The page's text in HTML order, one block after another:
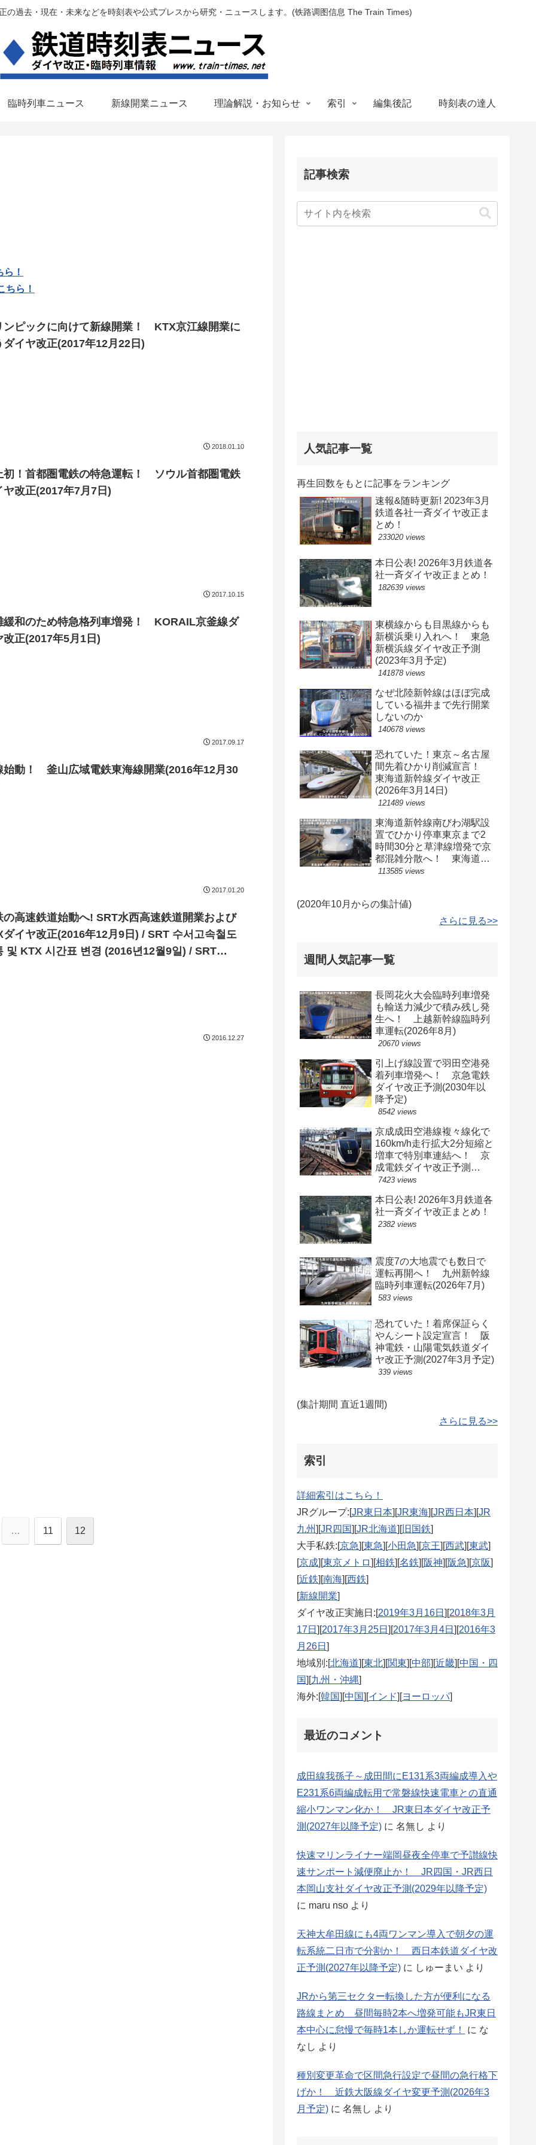
の過去・現在・未来などを時刻表や公式プレスから研究・ニュースします。(铁路调图信息 The Train Times)
臨時列車ニュース 新線開業ニュース 理論解説・お知らせ 索引 編集後記 時刻表の達人
！
ちら！
ンピックに向けて新線開業！ KTX京江線開業に
ダイヤ改正(2017年12月22日)
2018.01.10
初！首都圏電鉄の特急運転！ ソウル首都圏電鉄
ヤ改正(2017年7月7日)
2017.10.15
緩和のため特急格列車増発！ KORAIL京釜線ダ
改正(2017年5月1日)
2017.09.17
始動！ 釜山広域電鉄東海線開業(2016年12月30
2017.01.20
の高速鉄道始動へ! SRT水西高速鉄道開業および
ダイヤ改正(2016年12月9日) / SRT 수서고속철도
및 KTX 시간표 변경 (2016년12월9일) / SRT
2016.12.27
… 11 12
記事検索
人気記事一覧
再生回数をもとに記事をランキング
速報&随時更新! 2023年3月
鉄道各社一斉ダイヤ改正ま
とめ！
233020 views
本日公表! 2026年3月鉄道各
社一斉ダイヤ改正まとめ！
182639 views
東横線からも目黒線からも
新横浜乗り入れへ！ 東急
新横浜線ダイヤ改正予測
(2023年3月予定)
141878 views
なぜ北陸新幹線はほぼ完成
している福井まで先行開業
しないのか
140678 views
恐れていた！東京～名古屋
間先着ひかり削減宣言！
東海道新幹線ダイヤ改正
(2026年3月14日)
121489 views
東海道新幹線南びわ湖駅設
置でひかり停車東京まで2
時間30分と草津線増発で京
都混雑分散へ！ 東海道新
幹線ダイヤ改正予測(2040
113585 views
(2020年10月からの集計値)
さらに見る>>
週間人気記事一覧
長岡花火大会臨時列車増発
も輸送力減少で積み残し発
生へ！ 上越新幹線臨時列
車運転(2026年8月)
20670 views
引上げ線設置で羽田空港発
着列車増発へ！ 京急電鉄
ダイヤ改正予測(2030年以
降予定)
8542 views
京成成田空港線複々線化で
160km/h走行拡大2分短縮と
増車で特別車連結へ！ 京
成電鉄ダイヤ改正予測
(2029年以降予定)
7423 views
本日公表! 2026年3月鉄道各
社一斉ダイヤ改正まとめ！
2382 views
震度7の大地震でも数日で
運転再開へ！ 九州新幹線
臨時列車運転(2026年7月)
583 views
恐れていた！着席保証らく
やんシート設定宣言！ 阪
神電鉄・山陽電気鉄道ダイ
ヤ改正予測(2027年3月予定)
339 views
(集計期間 直近1週間)
さらに見る>>
索引
詳細索引はこちら！
JRグループ:[JR東日本][JR東海][JR西日本][JR
九州][JR四国][JR北海道][旧国鉄]
大手私鉄:[京急][東急][小田急][京王][西武][東武]
[京成][東京メトロ][相鉄][名鉄][阪神][阪急][京阪]
[近鉄][南海][西鉄]
[新線開業]
ダイヤ改正実施日:[2019年3月16日 ][2018年3月
17日 ][2017年3月25日 ][2017年3月4日 ][2016年3
月26日 ]
地域別:[北海道][東北][関東][中部][近畿][中国・四
国][九州・沖縄]
海外:[韓国][中国][インド][ヨーロッパ]
最近のコメント
成田線我孫子～成田間にE131系3両編成導入や
E231系6両編成転用で常磐線快速電車との直通
縮小ワンマン化か！ JR東日本ダイヤ改正予
測(2027年以降予定) に 名無し より
快速マリンライナー端岡昼夜全停車で予讃線快
速サンポート減便廃止か！ JR四国・JR西日
本岡山支社ダイヤ改正予測(2029年以降予定)
に maru nso より
天神大牟田線にも4両ワンマン導入で朝夕の運
転系統二日市で分割か！ 西日本鉄道ダイヤ改
正予測(2027年以降予定) に しゅーまい より
JRから第三セクター転換した方が便利になる
路線まとめ 昼間毎時2本へ増発可能もJR東日
本中心に怠慢で毎時1本しか運転せず！
に な
なし より
種別変更革命で区間急行設定で昼間の急行格下
げか！ 近鉄大阪線ダイヤ変更予測(2026年3
月予定) に 名無し より